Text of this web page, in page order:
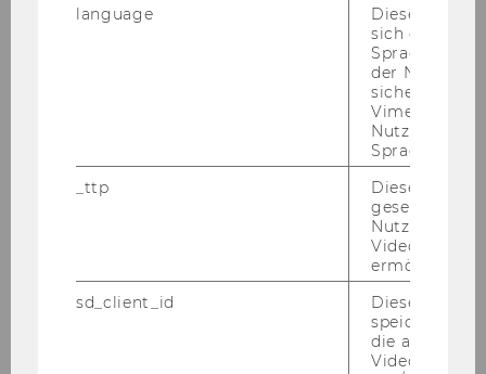
Wir bit­ten Be­wer­be­rin­nen und Be­wer­ber um
Ver­ständ­nis dafür, dass Reise-​ und Auf­ent­halts­
kos­ten, die aus An­lass von Auswahl-​ und Auf­
nah­me­ver­fah­ren ent­ste­hen, nicht von der Wirt­
schafts­uni­ver­si­tät Wien ab­ge­gol­ten wer­den
AUS­GE­SCHRIE­BE­NE STEL­LEN:
In­sti­tut für Un­ter­neh­mens­füh­rung
vor­aus­sicht­lich ab 1. Juni 2007 be­fris­tet bis 31.
eines dritt­mit­tel­fi­nan­zier­
ten Se­kre­tärs/ einer dritt­mit­tel­fi­nan­zier­ten
(Ar­beit­neh­mer/in der Wirt­schafts­
uni­ver­si­tät Wien gem. § 128 UG 2002 idgF)
language
Dieses
sich die
der
Vimeo in der
Nutzer
Sprache
_ttp
Dieser
gesetzt, um
Nutzung des
Videoplayers
ermöglichen
sd_client_id
Dieses Cookie
speichert
die aktuellen